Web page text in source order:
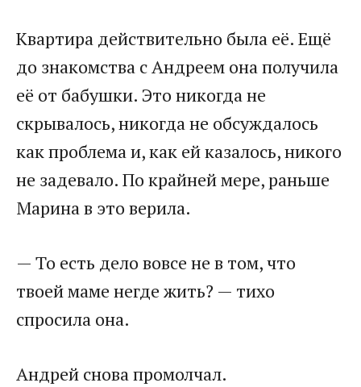
Квартира действительно была её. Ещё
до знакомства с Андреем она получила
её от бабушки. Это никогда не
скрывалось, никогда не обсуждалось
как проблема и, как ей казалось, никого
не задевало. По крайней мере, раньше
Марина в это верила.
— То есть дело вовсе не в том, что
твоей маме негде жить? — тихо
спросила она.
Андрей снова промолчал.